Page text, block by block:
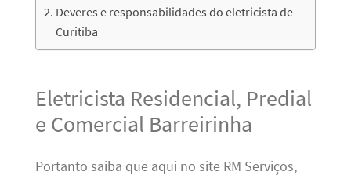
Deveres e responsabilidades do eletricista de
Curitiba
Eletricista Residencial, Predial
e Comercial Barreirinha
Portanto saiba que aqui no site RM Serviços,